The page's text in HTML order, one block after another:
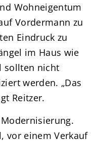
Wohneigentum
Vordermann zu
Eindruck zu
im Haus wie
sollten nicht
werden. „Das
Reitzer.
vor einem Verkauf